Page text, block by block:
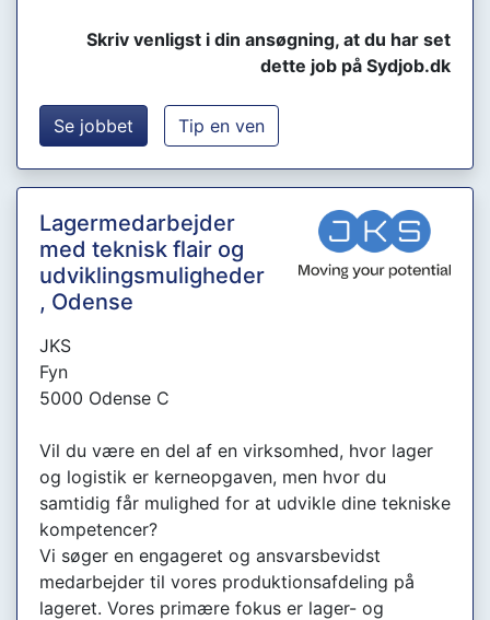
Skriv venligst i din ansøgning, at du har set
dette job på Sydjob.dk
Se jobbet Tip en ven
Lagermedarbejder
med teknisk flair og
udviklingsmuligheder
, Odense
JKS
Fyn
5000 Odense C
Vil du være en del af en virksomhed, hvor lager
og logistik er kerneopgaven, men hvor du
samtidig får mulighed for at udvikle dine tekniske
kompetencer?
Vi søger en engageret og ansvarsbevidst
medarbejder til vores produktionsafdeling på
lageret. Vores primære fokus er lager- og